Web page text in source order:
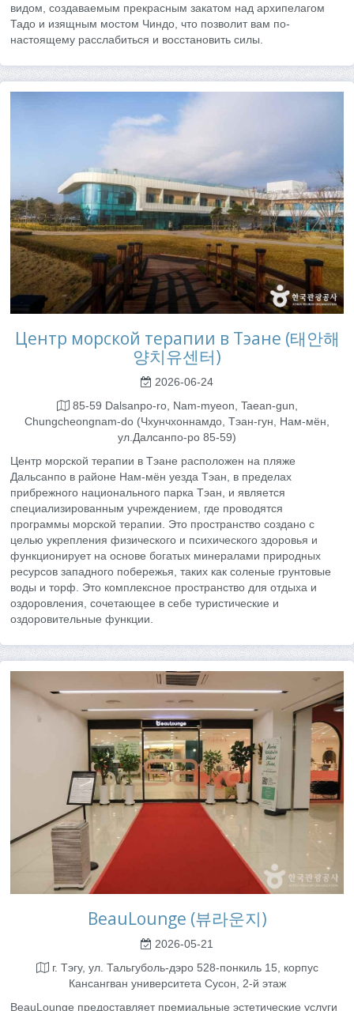
видом, создаваемым прекрасным закатом над архипелагом
Тадо и изящным мостом Чиндо, что позволит вам по-
настоящему расслабиться и восстановить силы.
Центр морской терапии в Тэане (태안해
양치유센터)
2026-06-24
85-59 Dalsanpo-ro, Nam-myeon, Taean-gun,
Chungcheongnam-do (Чхунчхоннамдо, Тэан-гун, Нам-мён,
ул.Далсанпо-ро 85-59)
Центр морской терапии в Тэане расположен на пляже
Дальсанпо в районе Нам-мён уезда Тэан, в пределах
прибрежного национального парка Тэан, и является
специализированным учреждением, где проводятся
программы морской терапии. Это пространство создано с
целью укрепления физического и психического здоровья и
функционирует на основе богатых минералами природных
ресурсов западного побережья, таких как соленые грунтовые
воды и торф. Это комплексное пространство для отдыха и
оздоровления, сочетающее в себе туристические и
оздоровительные функции.
BeauLounge (뷰라운지)
2026-05-21
г. Тэгу, ул. Тальгуболь-дэро 528-понкиль 15, корпус
Кансангван университета Сусон, 2-й этаж
BeauLounge предоставляет премиальные эстетические услуги